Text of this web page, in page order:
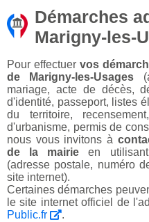
Démarches
Marigny-les-
Pour effectuervos
de Marigny-les-Usages
mariage, acte de décès,
d'identité, passeport, listes
du territoire,
d'urbanisme, permis de
nous vous invitons à
de la mairie en
(adresse postale, numéro
site internet).
Certaines démarches
le site internet officiel de
Public.fr
.